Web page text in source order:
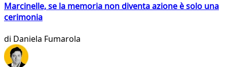
Marcinelle, se la memoria non diventa azione è solo una
cerimonia
di Daniela Fumarola